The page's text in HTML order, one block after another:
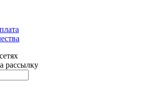
рассылку